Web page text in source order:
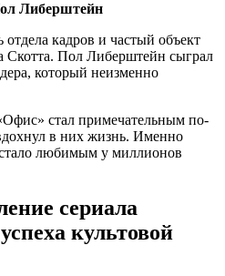
Либерштейн
кадров и частый объект
Скотта. Пол Либерштейн сыграл
который неизменно
стал примечательным по-
в них жизнь. Именно
любимым у миллионов
сериала
культовой